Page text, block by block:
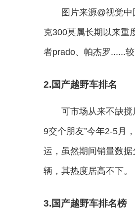
图片来源@视觉
克300莫属长期以来重
者prado、帕杰罗......
2.国产越野车排名
可市场从来不缺
9交个朋友”今年2-5月
运，虽然期间销量数
辆，其热度居高不下。
3.国产越野车排名榜